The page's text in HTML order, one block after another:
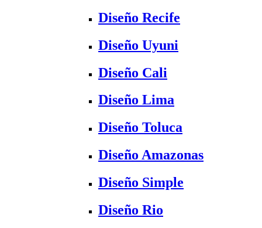
Diseño Recife
Diseño Uyuni
Diseño Cali
Diseño Lima
Diseño Toluca
Diseño Amazonas
Diseño Simple
Diseño Rio